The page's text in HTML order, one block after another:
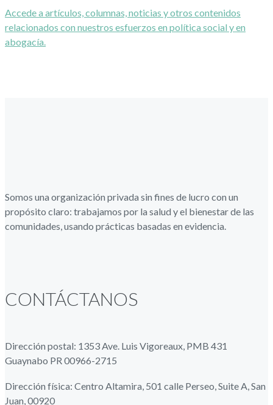
Accede a artículos, columnas, noticias y otros contenidos
relacionados con nuestros esfuerzos en política social y en
abogacía.
Somos una organización privada sin fines de lucro con un
propósito claro: trabajamos por la salud y el bienestar de las
comunidades, usando prácticas basadas en evidencia.
CONTÁCTANOS
Dirección postal: 1353 Ave. Luis Vigoreaux, PMB 431
Guaynabo PR 00966-2715
Dirección física: Centro Altamira, 501 calle Perseo, Suite A, San
Juan, 00920